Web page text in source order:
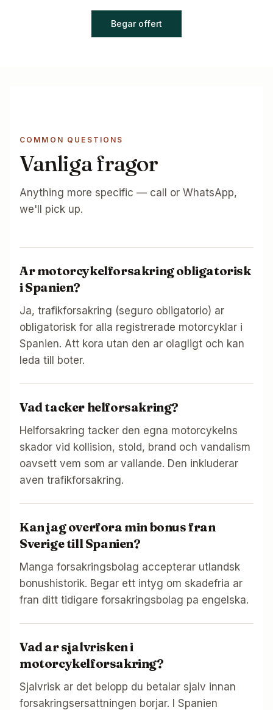
Begar offert
COMMON QUESTIONS
Vanliga fragor
Anything more specific — call or WhatsApp,
we'll pick up.
Ar motorcykelforsakring obligatorisk
i Spanien?
Ja, trafikforsakring (seguro obligatorio) ar
obligatorisk for alla registrerade motorcyklar i
Spanien. Att kora utan den ar olagligt och kan
leda till boter.
Vad tacker helforsakring?
Helforsakring tacker den egna motorcykelns
skador vid kollision, stold, brand och vandalism
oavsett vem som ar vallande. Den inkluderar
aven trafikforsakring.
Kan jag overfora min bonus fran
Sverige till Spanien?
Manga forsakringsbolag accepterar utlandsk
bonushistorik. Begar ett intyg om skadefria ar
fran ditt tidigare forsakringsbolag pa engelska.
Vad ar sjalvrisken i
motorcykelforsakring?
Sjalvrisk ar det belopp du betalar sjalv innan
forsakringsersattningen borjar. I Spanien